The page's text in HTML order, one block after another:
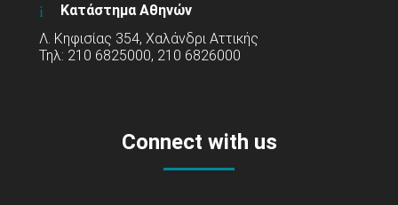
Κατάστημα Αθηνών
Λ. Κηφισίας 354, Χαλάνδρι Αττικής
Τηλ: 210 6825000, 210 6826000
Connect with us